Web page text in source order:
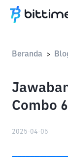
Beranda >
Combo
2025-04-05